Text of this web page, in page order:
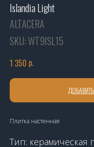
Islandia Light
ALTACERA
SKU: WT9ISL15
1 350 р.
Плитка настенная
Тип: керамическая